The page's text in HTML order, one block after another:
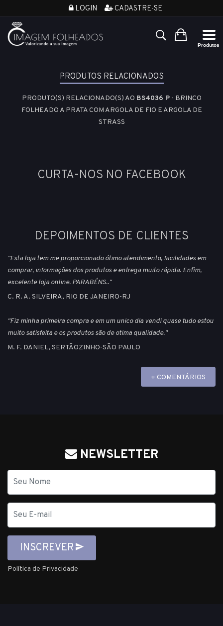
LOGIN CADASTRE-SE
PRODUTOS RELACIONADOS
PRODUTO(S) RELACIONADO(S) AO BS4036 P- BRINCO
FOLHEADO A PRATA COM ARGOLA DE FIO E ARGOLA DE
STRASS
CURTA-NOS NO FACEBOOK
DEPOIMENTOS DE CLIENTES
"Esta loja tem me proporcionado ótimo atendimento, facilidades em
comprar, informações dos produtos e entrega muito rápida. Enfim,
excelente loja online. PARABÉNS.."
C. R. A. SILVEIRA, RIO DE JANEIRO-RJ
"Fiz minha primeira compra e em um unico dia vendi quase tudo estou
muito satisfeita e os produtos são de otima qualidade."
M. F. DANIEL, SERTÃOZINHO-SÃO PAULO
+ COMENTÁRIOS
NEWSLETTER
mail
INSCREVER
Política de Privacidade